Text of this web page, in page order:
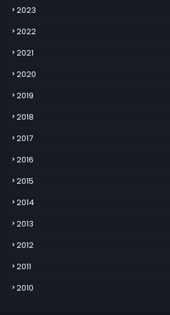
2023
2022
2021
2020
2019
2018
2017
2016
2015
2014
2013
2012
2011
2010